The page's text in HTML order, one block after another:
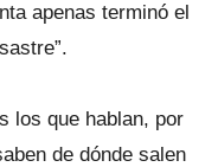
apenas terminó el
los que hablan, por
de dónde salen